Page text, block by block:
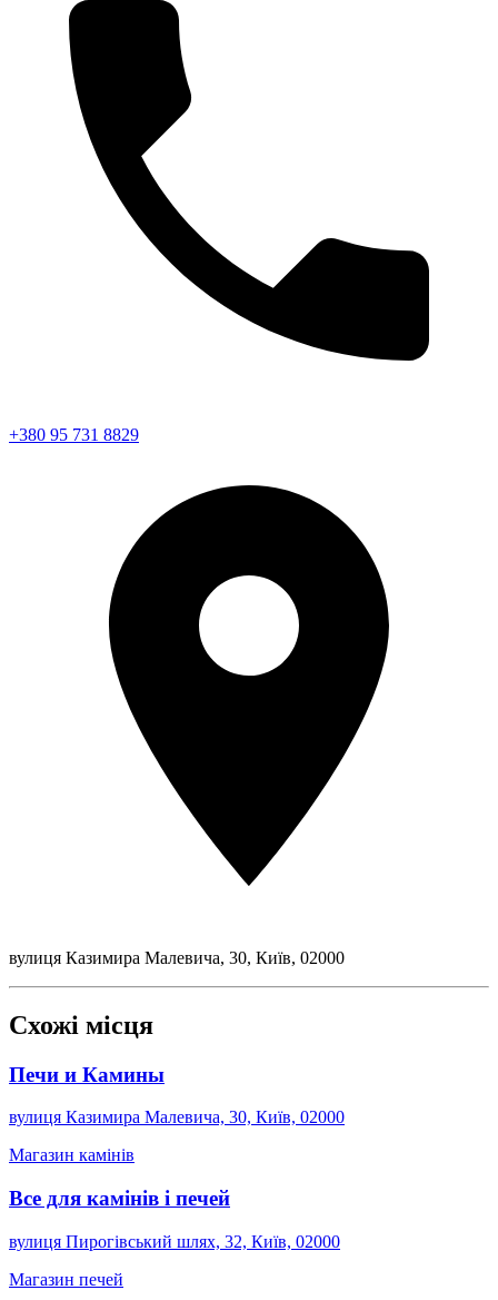
+380 95 731 8829
вулиця Казимира Малевича, 30, Київ, 02000
Схожі місця
Печи и Камины
вулиця Казимира Малевича, 30, Київ, 02000
Магазин камінів
Все для камінів і печей
вулиця Пирогівський шлях, 32, Київ, 02000
Магазин печей